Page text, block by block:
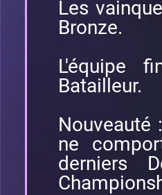
Les
Bronze.
L'équipe
Batailleur.
Nouveauté
ne
derniers